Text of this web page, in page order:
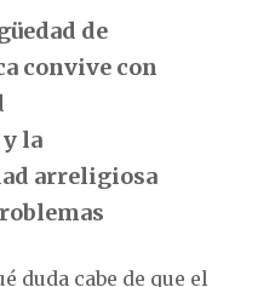
de
convive con
la
arreligiosa
duda cabe de que el